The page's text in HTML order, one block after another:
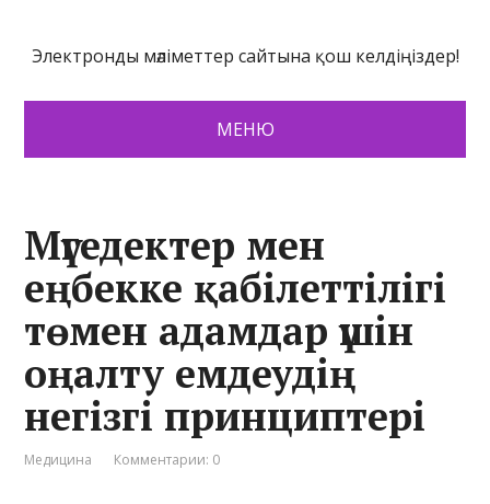
Электронды мәліметтер сайтына қош келдіңіздер!
МЕНЮ
Мүгедектер мен
еңбекке қабілеттілігі
төмен адамдар үшін
оңалту емдеудің
негізгі принциптері
Медицина Комментарии: 0